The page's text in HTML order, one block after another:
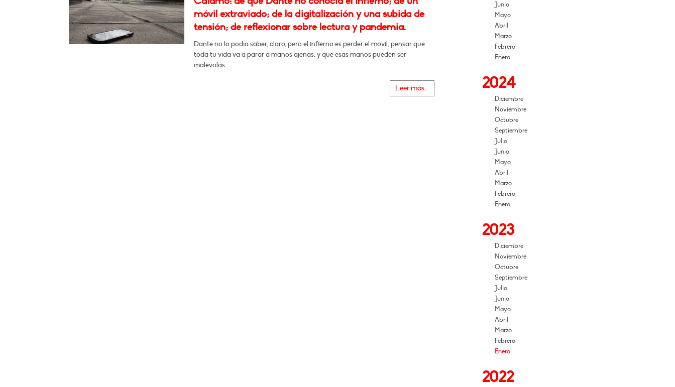
móvil extraviado; de la digitalización y una subida de
tensión; de reflexionar sobre lectura y pandemia.
Dante no lo podía saber, claro, pero el infierno es perder el móvil, pensar que
toda tu vida va a parar a manos ajenas, y que esas manos pueden ser
malévolas.
Leer más...
Junio
Mayo
Abril
Marzo
Febrero
Enero
2024
Diciembre
Noviembre
Octubre
Septiembre
Julio
Junio
Mayo
Abril
Marzo
Febrero
Enero
2023
Diciembre
Noviembre
Octubre
Septiembre
Julio
Junio
Mayo
Abril
Marzo
Febrero
Enero
2022